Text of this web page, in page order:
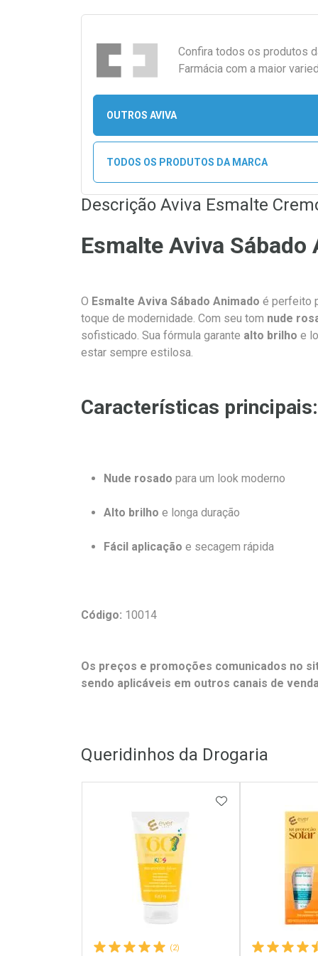
Confira todos os produtos
Farmácia com a maior
OUTROS AVIVA
TODOS OS PRODUTOS DA MARCA
Descrição Aviva Esmalte
Esmalte Aviva Sábado
O Esmalte Aviva Sábado Animado é perfeito
toque de modernidade. Com seu tom nude
sofisticado. Sua fórmula garante alto brilho e
estar sempre estilosa.
Características principais:
Nude rosado para um look moderno
Alto brilho e longa duração
Fácil aplicação e secagem rápida
Código: 10014
Os preços e promoções comunicados no
sendo aplicáveis em outros canais de
Queridinhos da Drogaria
(2)
ADICIONAR AOS